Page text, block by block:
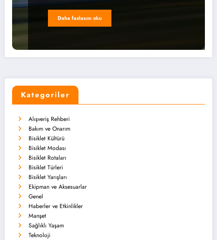
Daha fazlasını oku
Kategoriler
Alışveriş Rehberi
Bakım ve Onarım
Bisiklet Kültürü
Bisiklet Modası
Bisiklet Rotaları
Bisiklet Türleri
Bisiklet Yarışları
Ekipman ve Aksesuarlar
Genel
Haberler ve Etkinlikler
Manşet
Sağlıklı Yaşam
Teknoloji